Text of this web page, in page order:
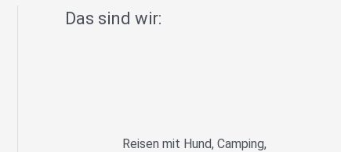
Das sind wir:
Reisen mit Hund, Camping,